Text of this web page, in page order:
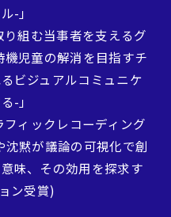
伊藤 節
-」
組む当事者を支えるグ
児童の解消を目指すチ
ビジュアルコミュニケ
-」
ィックレコーディング
黙が議論の可視化で創
味、その効用を探求す
ン受賞)